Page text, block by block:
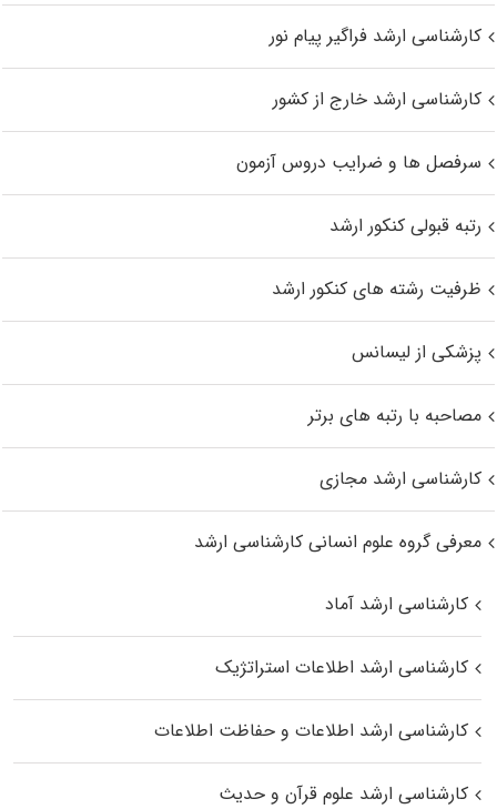
کارشناسی ارشد فراگیر پیام نور
کارشناسی ارشد خارج از کشور
سرفصل ها و ضرایب دروس آزمون
رتبه قبولی کنکور ارشد
ظرفیت رشته های کنکور ارشد
پزشکی از لیسانس
مصاحبه با رتبه های برتر
کارشناسی ارشد مجازی
معرفی گروه علوم انسانی کارشناسی ارشد
کارشناسی ارشد آماد
کارشناسی ارشد اطلاعات استراتژیک
کارشناسی ارشد اطلاعات و حفاظت اطلاعات
کارشناسی ارشد علوم قرآن و حدیث